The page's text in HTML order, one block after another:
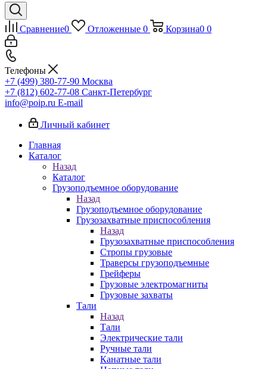
Сравнение0 Отложенные 0 Корзина0 0
Телефоны
+7 (499) 380-77-90 Москва
+7 (812) 602-77-08 Санкт-Петербург
info@poip.ru E-mail
Личный кабинет
Главная
Каталог
Назад
Каталог
Грузоподъемное оборудование
Назад
Грузоподъемное оборудование
Грузозахватные приспособления
Назад
Грузозахватные приспособления
Стропы грузовые
Траверсы грузоподъемные
Грейферы
Грузовые электромагниты
Грузовые захваты
Тали
Назад
Тали
Электрические тали
Ручные тали
Канатные тали